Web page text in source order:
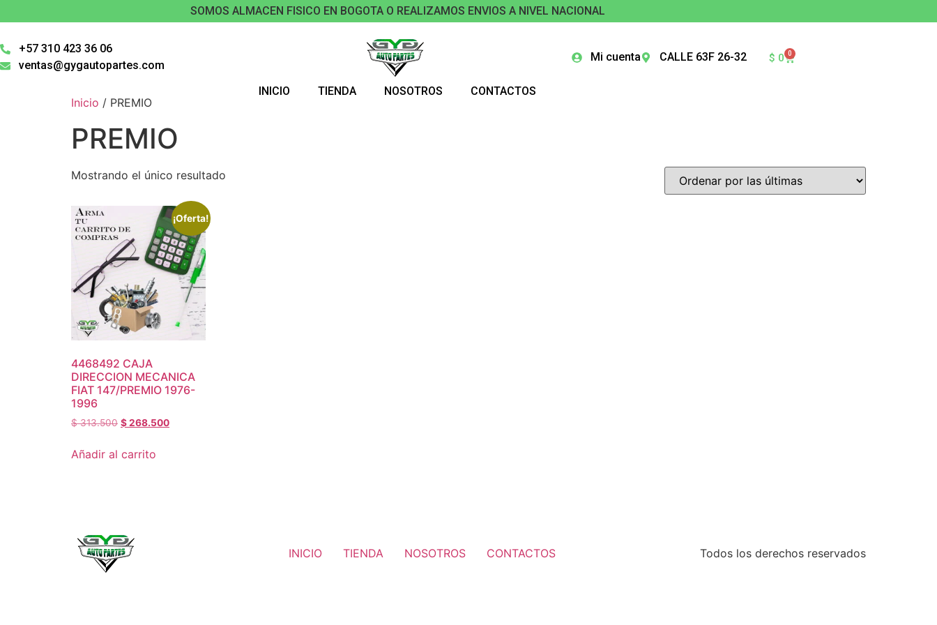
SOMOS ALMACEN FISICO EN BOGOTA O REALIZAMOS ENVIOS A NIVEL NACIONAL
+57 310 423 36 06
ventas@gygautopartes.com
Mi cuenta CALLE 63F 26-32 $ 0 0
INICIO TIENDA NOSOTROS CONTACTOS
Inicio / PREMIO
PREMIO
Mostrando el único resultado
¡Oferta!
4468492 CAJA
DIRECCION MECANICA
FIAT 147/PREMIO 1976-
1996
$313.500 $268.500
Añadir al carrito
INICIO TIENDA NOSOTROS CONTACTOS Todos los derechos reservados